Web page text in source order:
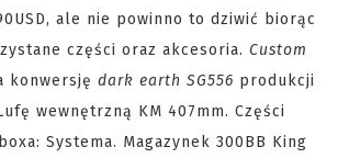
ale nie powinno to dziwić biorąc
części oraz akcesoria. Custom
konwersję dark earth SG556 produkcji
wewnętrzną KM 407mm. Części
Systema. Magazynek 300BB King